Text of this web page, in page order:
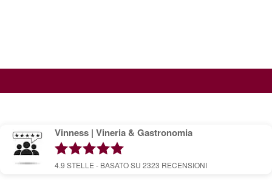
Vinness | Vineria & Gastronomia
4.9 STELLE - BASATO SU 2323 RECENSIONI